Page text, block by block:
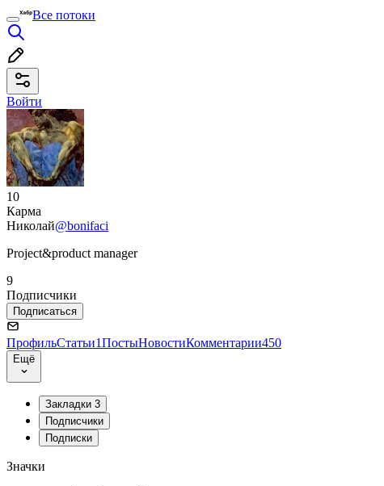
Все потоки
Войти
10
Карма
Николай@bonifaci
Project&product manager
9
Подписчики
Подписаться
ПрофильСтатьи1ПостыНовостиКомментарии450
Ещё
Закладки 3
Подписчики
Подписки
Значки